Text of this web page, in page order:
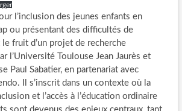
l’inclusion des jeunes enfants en
ou présentant des difficultés de
fruit d’un projet de recherche
l’Université Toulouse Jean Jaurès et
Paul Sabatier, en partenariat avec
Il s’inscrit dans un contexte où la
et l’accès à l’éducation ordinaire